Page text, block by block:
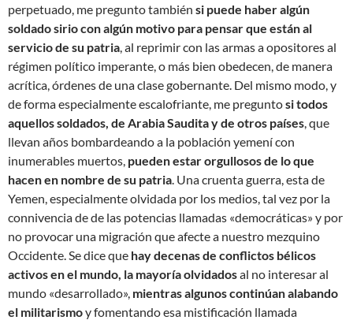
perpetuado, me pregunto también si puede haber algún
soldado sirio con algún motivo para pensar que están al
servicio de su patria, al reprimir con las armas a opositores al
régimen político imperante, o más bien obedecen, de manera
acrítica, órdenes de una clase gobernante. Del mismo modo, y
de forma especialmente escalofriante, me preguntosi todos
aquellos soldados, de Arabia Saudita y de otros países, que
llevan años bombardeando a la población yemení con
inumerables muertos, pueden estar orgullosos de lo que
hacen en nombre de su patria. Una cruenta guerra, esta de
Yemen, especialmente olvidada por los medios, tal vez por la
connivencia de de las potencias llamadas «democráticas» y por
no provocar una migración que afecte a nuestro mezquino
Occidente. Se dice que hay decenas de conflictos bélicos
activos en el mundo, la mayoría olvidadosal no interesar al
mundo «desarrollado», mientras algunos continúan alabando
el militarismoy fomentando esa mistificación llamada